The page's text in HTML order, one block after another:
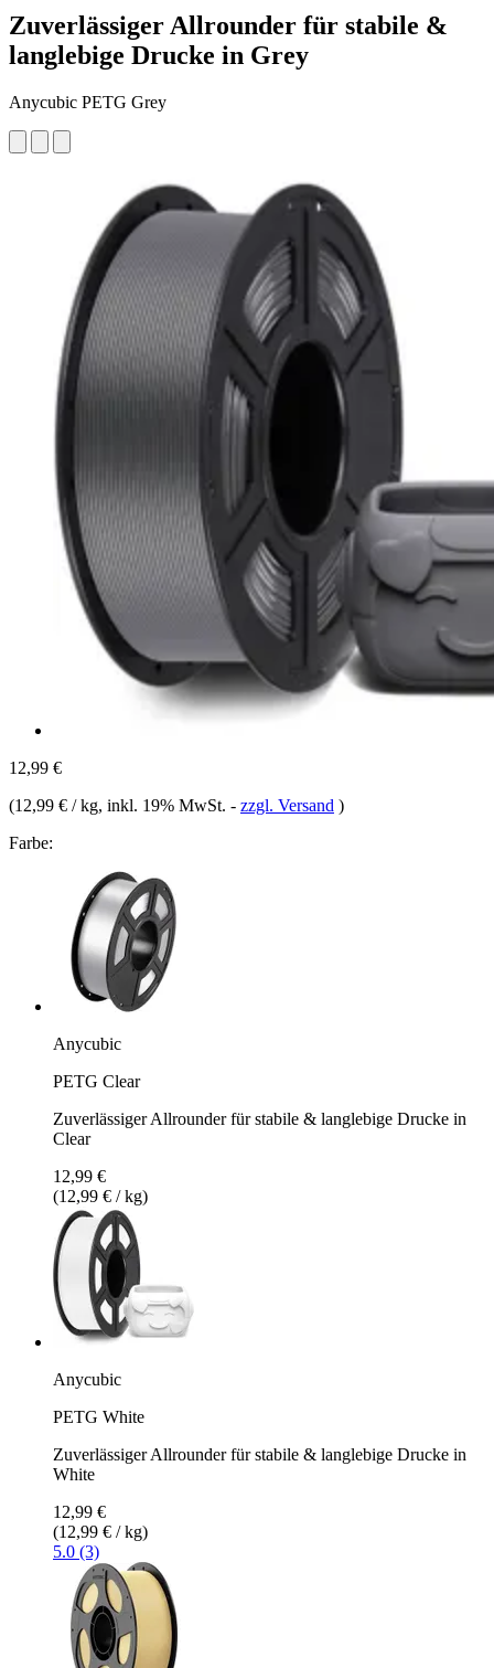
Zuverlässiger Allrounder für stabile &
langlebige Drucke in Grey
Anycubic PETG Grey
12,99 €
(12,99 € / kg, inkl. 19% MwSt. - zzgl. Versand )
Farbe:
Anycubic
PETG Clear
Zuverlässiger Allrounder für stabile & langlebige Drucke in
Clear
12,99 €
(12,99 € / kg)
Anycubic
PETG White
Zuverlässiger Allrounder für stabile & langlebige Drucke in
White
12,99 €
(12,99 € / kg)
5.0 (3)